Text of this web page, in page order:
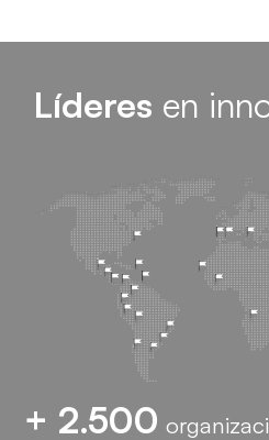
Líderes en
+ 2.500